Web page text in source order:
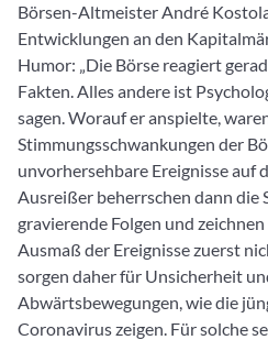
Börsen-Altmeister André
Entwicklungen an den
Humor: „Die Börse reagiert
Fakten. Alles andere ist
sagen. Worauf er anspielte,
Stimmungsschwankungen der
unvorhersehbare Ereignisse auf
Ausreißer beherrschen dann die
gravierende Folgen und
Ausmaß der Ereignisse zuerst
sorgen daher für Unsicherheit
Abwärtsbewegungen, wie die
Coronavirus zeigen. Für solche